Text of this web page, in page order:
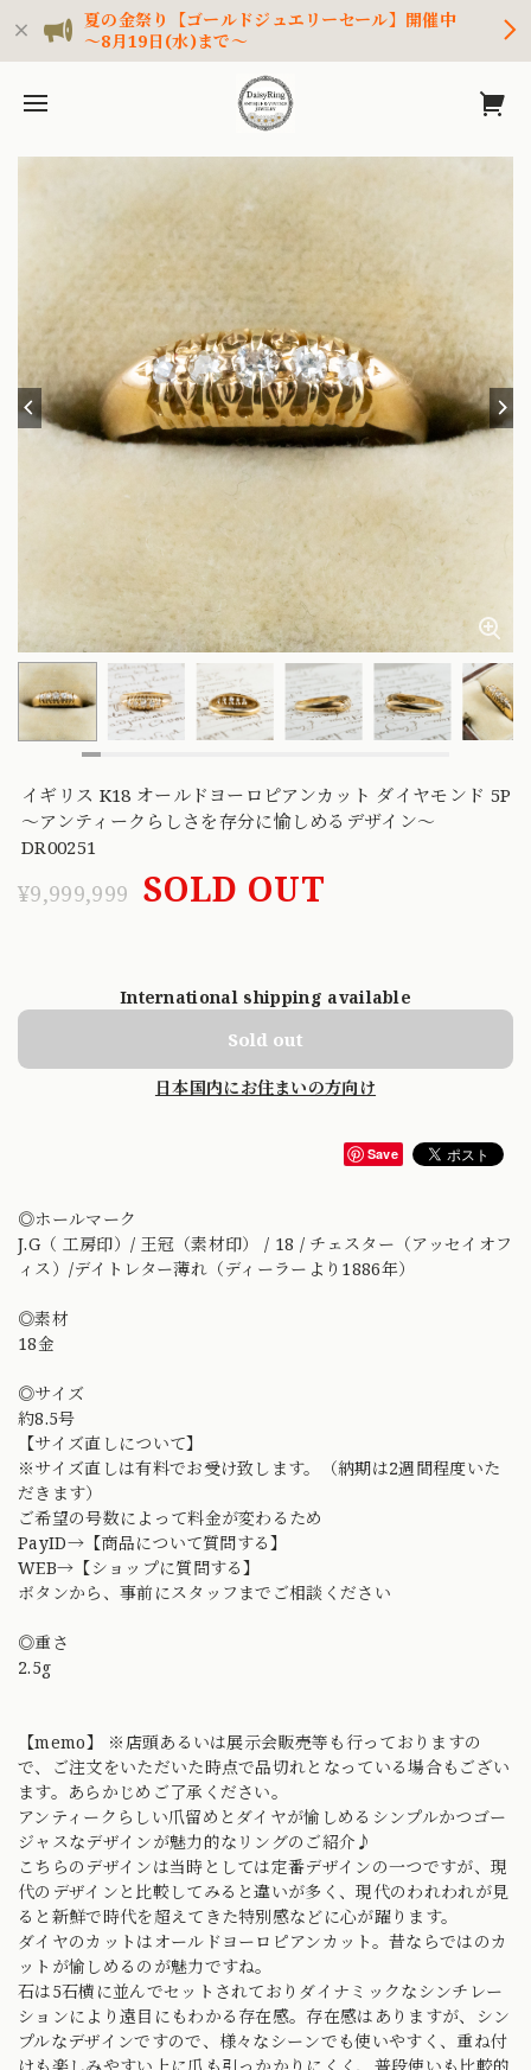
夏の金祭り【ゴールドジュエリーセール】開催中
～8月19日(水)まで～
イギリス K18 オールドヨーロピアンカット ダイヤモンド 5P
〜アンティークらしさを存分に愉しめるデザイン〜
DR00251
¥9,999,999 SOLD OUT
International shipping available
Sold out
日本国内にお住まいの方向け
Save
◎ホールマーク
J.G（ 工房印）/ 王冠（素材印） / 18 / チェスター（アッセイオフ
ィス）/デイトレター薄れ（ディーラーより1886年）
◎素材
18金
◎サイズ
約8.5号
【サイズ直しについて】
※サイズ直しは有料でお受け致します。（納期は2週間程度いた
だきます）
ご希望の号数によって料金が変わるため
PayID→【商品について質問する】
WEB→【ショップに質問する】
ボタンから、事前にスタッフまでご相談ください
◎重さ
2.5g
【memo】 ※店頭あるいは展示会販売等も行っておりますの
で、ご注文をいただいた時点で品切れとなっている場合もござい
ます。あらかじめご了承ください。
アンティークらしい爪留めとダイヤが愉しめるシンプルかつゴー
ジャスなデザインが魅力的なリングのご紹介♪
こちらのデザインは当時としては定番デザインの一つですが、現
代のデザインと比較してみると違いが多く、現代のわれわれが見
ると新鮮で時代を超えてきた特別感などに心が躍ります。
ダイヤのカットはオールドヨーロピアンカット。昔ならではのカ
ットが愉しめるのが魅力ですね。
石は5石横に並んでセットされておりダイナミックなシンチレー
ションにより遠目にもわかる存在感。存在感はありますが、シン
プルなデザインですので、様々なシーンでも使いやすく、重ね付